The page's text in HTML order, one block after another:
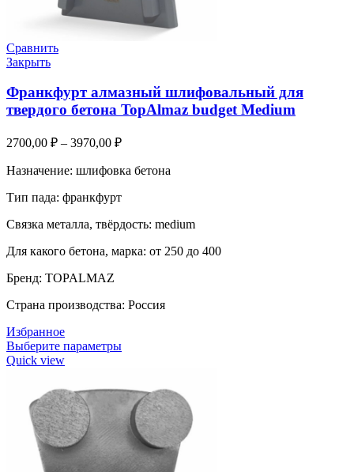
Сравнить
Закрыть
Франкфурт алмазный шлифовальный для
твердого бетона TopAlmaz budget Medium
2700,00 ₽ – 3970,00 ₽
Назначение: шлифовка бетона
Тип пада: франкфурт
Связка металла, твёрдость: medium
Для какого бетона, марка: от 250 до 400
Бренд: TOPALMAZ
Страна производства: Россия
Избранное
Выберите параметры
Quick view